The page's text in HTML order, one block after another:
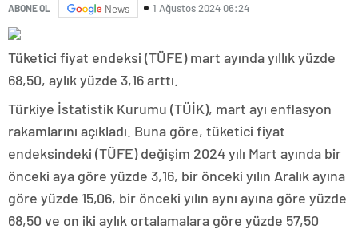
ABONE OL News 1 Ağustos 2024 06:24
Tüketici fiyat endeksi (TÜFE) mart ayında yıllık yüzde
68,50, aylık yüzde 3,16 arttı.
Türkiye İstatistik Kurumu (TÜİK), mart ayı enflasyon
rakamlarını açıkladı. Buna göre, tüketici fiyat
endeksindeki (TÜFE) değişim 2024 yılı Mart ayında bir
önceki aya göre yüzde 3,16, bir önceki yılın Aralık ayına
göre yüzde 15,06, bir önceki yılın aynı ayına göre yüzde
68,50 ve on iki aylık ortalamalara göre yüzde 57,50